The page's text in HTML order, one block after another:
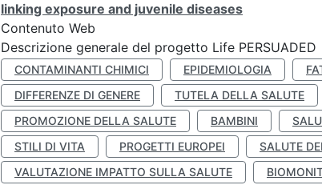
linking exposure and juvenile diseases
Contenuto Web
Descrizione generale del progetto Life PERSUADED
CONTAMINANTI CHIMICI EPIDEMIOLOGIA
DIFFERENZE DI GENERE
TUTELA DELLA SALUTE
PROMOZIONE DELLA SALUTE
BAMBINI
STILI DI VITA
PROGETTI EUROPEI SALUTE
VALUTAZIONE IMPATTO SULLA SALUTE